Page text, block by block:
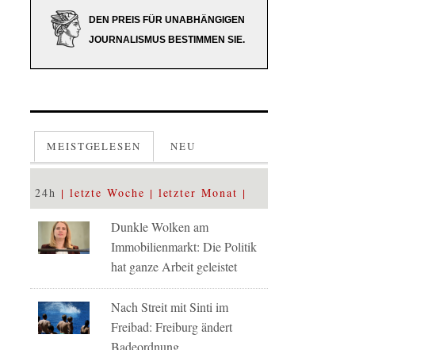
DEN PREIS FÜR UNABHÄNGIGEN
JOURNALISMUS BESTIMMEN SIE.
MEISTGELESEN NEU
24h letzte Woche letzter Monat
Dunkle Wolken am
Immobilienmarkt: Die Politik
hat ganze Arbeit geleistet
Nach Streit mit Sinti im
Freibad: Freiburg ändert
Badeordnung